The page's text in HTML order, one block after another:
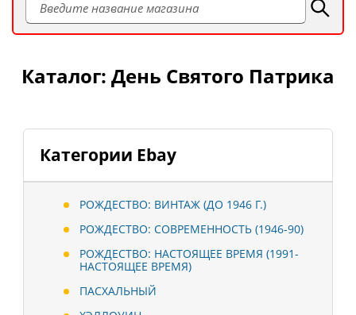
Категории Ebay
РОЖДЕСТВО: ВИНТАЖ (ДО 1946 Г.)
РОЖДЕСТВО: СОВРЕМЕННОСТЬ (1946-90)
РОЖДЕСТВО: НАСТОЯЩЕЕ ВРЕМЯ (1991-
НАСТОЯЩЕЕ ВРЕМЯ)
ПАСХАЛЬНЫЙ
Каталог: День Святого Патрика